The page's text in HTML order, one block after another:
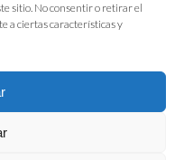
sitio. No consentir o retirar el
a ciertas características y